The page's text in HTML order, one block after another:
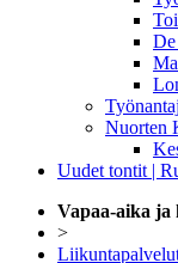
Nuorten
Uudet tontit |
Vapaa-aika
>